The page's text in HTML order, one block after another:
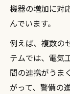
機器の増加に対
んでいます。
例えば、複数の
テムでは、電気
間の連携がうま
がって、警備の